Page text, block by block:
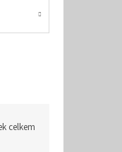
celkem